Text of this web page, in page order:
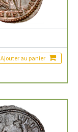
Ajouter au panier